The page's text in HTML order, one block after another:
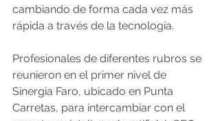
cambiando de forma cada vez más
rápida a través de la tecnología.
Profesionales de diferentes rubros se
reunieron en el primer nivel de
Sinergia Faro, ubicado en Punta
Carretas, para intercambiar con el